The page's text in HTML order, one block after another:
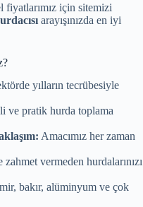
fiyatlarımız için sitemizi
arayışınızda en iyi
yılların tecrübesiyle
ve pratik hurda toplama
Amacımız her zaman
zahmet vermeden hurdalarınızı
bakır, alüminyum ve çok